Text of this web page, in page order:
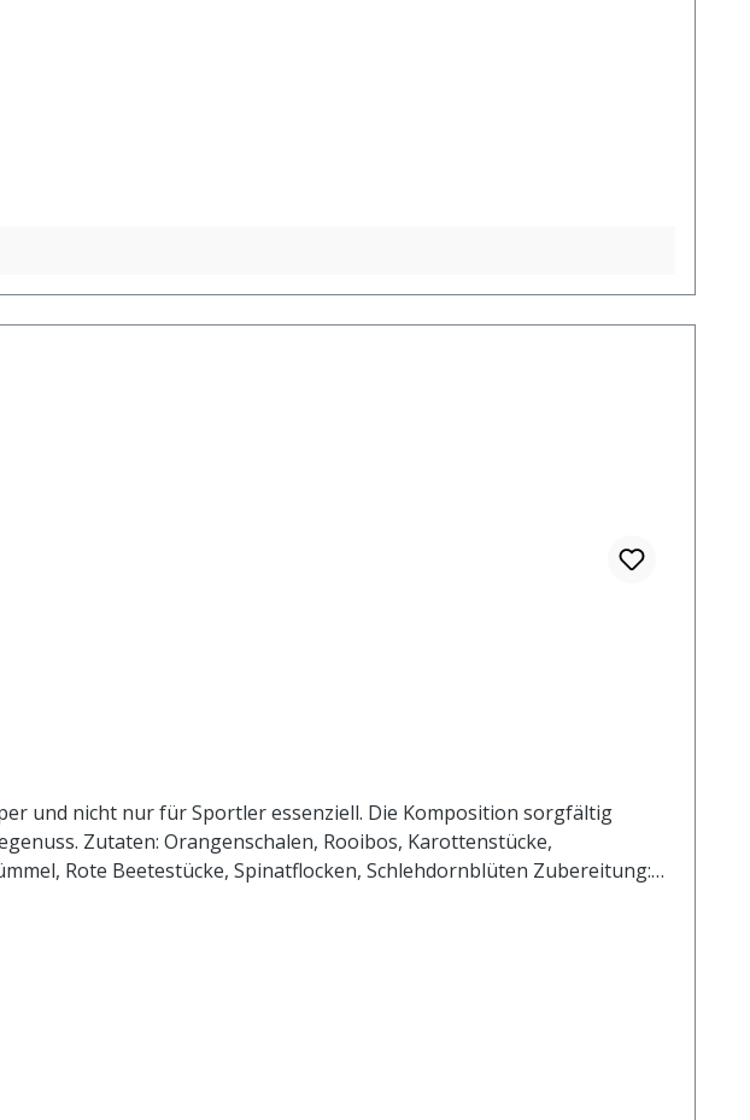
und nicht nur für Sportler essenziell. Die Komposition sorgfältig